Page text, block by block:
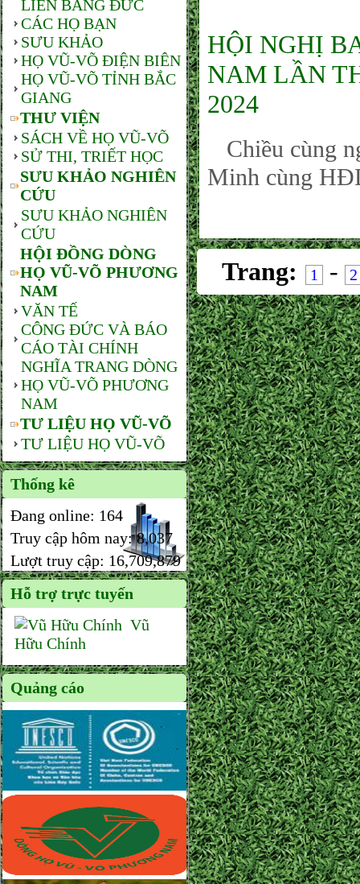
LIÊN BANG ĐỨC
CÁC HỌ BẠN
SƯU KHẢO
HỌ VŨ-VÕ ĐIỆN BIÊN
HỌ VŨ-VÕ TỈNH BẮC
GIANG
THƯ VIỆN
SÁCH VỀ HỌ VŨ-VÕ
SỬ THI, TRIẾT HỌC
SƯU KHẢO NGHIÊN
CỨU
SƯU KHẢO NGHIÊN
CỨU
HỘI ĐỒNG DÒNG
HỌ VŨ-VÕ PHƯƠNG
NAM
VĂN TẾ
CÔNG ĐỨC VÀ BÁO
CÁO TÀI CHÍNH
NGHĨA TRANG DÒNG
HỌ VŨ-VÕ PHƯƠNG
NAM
TƯ LIỆU HỌ VŨ-VÕ
TƯ LIỆU HỌ VŨ-VÕ
Thống kê
Đang online: 164
Truy cập hôm nay:8,037
Lượt truy cập: 16,709,879
Hỗ trợ trực tuyến
Vũ
Hữu Chính
Quảng cáo
HỘI NGHỊ
NAM LẦN
2024
Chiều cùng
Minh cùng
Trang: 1 - 2